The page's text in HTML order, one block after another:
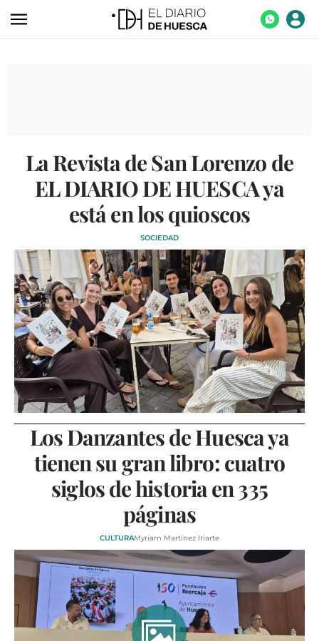
AGROALIMENTACIÓN
DEPORTES
OPINIÓN
GALERÍAS
VÍDEOS
CONTACTAR
FIESTAS EN EL ALTO ARAGÓN
FIESTAS DE SAN LORENZO
AGENDA
CARTELERA
FARMACIAS
HORÓSCOPO
CLUB DEL AMIGO MILITANTE
INICIAR SESIÓN
La Revista de San Lorenzo de
EL DIARIO DE HUESCA ya
está en los quioscos
SOCIEDAD
Los Danzantes de Huesca ya
tienen su gran libro: cuatro
siglos de historia en 335
páginas
CULTURAMyriam Martínez Iriarte